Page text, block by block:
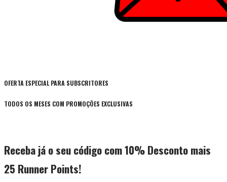
OFERTA ESPECIAL PARA SUBSCRITORES
TODOS OS MESES COM PROMOÇÕES EXCLUSIVAS
Receba já o seu código com 10% Desconto mais
25 Runner Points!